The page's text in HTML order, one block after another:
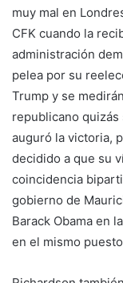
muy mal en
CFK cuando la
administración
pelea por su
Trump y se
republicano
auguró la victoria,
decidido a que su
coincidencia
gobierno de
Barack Obama en
en el mismo